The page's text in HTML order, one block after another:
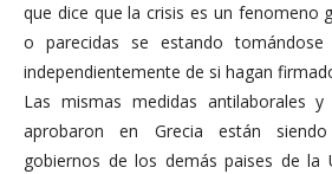
que dice que la crisis es un fenomeno
o parecidas se estando
independientemente de si hagan
Las mismas medidas antilaborales
aprobaron en Grecia están
gobiernos de los demás paises de la